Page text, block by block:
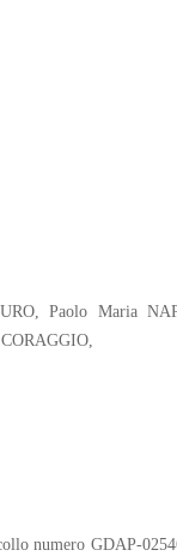
Paolo Maria
numero GDAP-